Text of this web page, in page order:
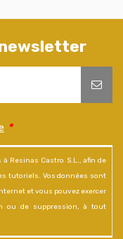
*
Resinas Castro S.L., afin de
tutoriels. Vos données sont
et vous pouvez exercer
ou de suppression, à tout